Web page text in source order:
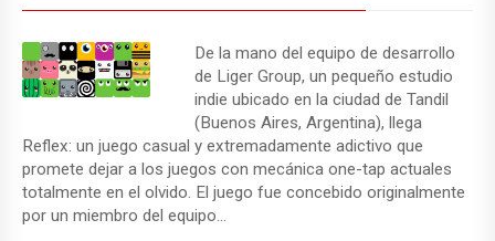
De la mano del equipo de desarrollo
de Liger Group, un pequeño estudio
indie ubicado en la ciudad de Tandil
(Buenos Aires, Argentina), llega
Reflex: un juego casual y extremadamente adictivo que
promete dejar a los juegos con mecánica one-tap actuales
totalmente en el olvido. El juego fue concebido originalmente
por un miembro del equipo…